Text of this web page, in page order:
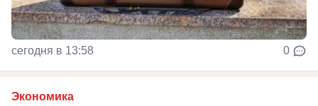
сегодня в 13:58 0
Экономика